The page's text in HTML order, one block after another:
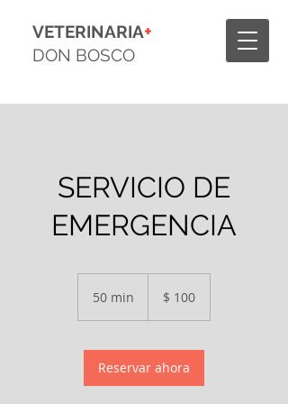
VETERINARIA+
DON BOSCO
SERVICIO DE
EMERGENCIA
50 min
m
i
n
argentinos
$ 100
Reservar ahora